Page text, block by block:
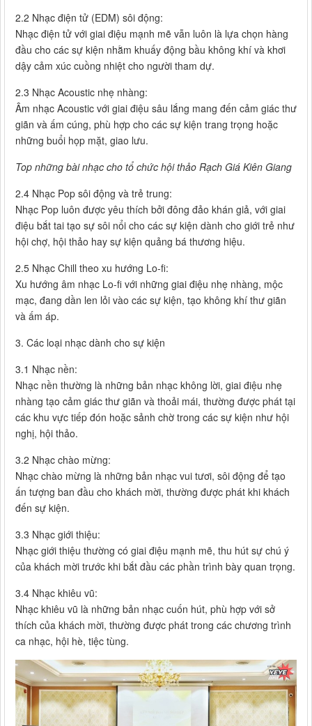
2.2 Nhạc điện tử (EDM) sôi động:
Nhạc điện tử với giai điệu mạnh mẽ vẫn luôn là lựa chọn hàng
đầu cho các sự kiện nhằm khuấy động bầu không khí và khơi
dậy cảm xúc cuồng nhiệt cho người tham dự.
2.3 Nhạc Acoustic nhẹ nhàng:
Âm nhạc Acoustic với giai điệu sâu lắng mang đến cảm giác thư
giãn và ấm cúng, phù hợp cho các sự kiện trang trọng hoặc
những buổi họp mặt, giao lưu.
Top những bài nhạc cho tổ chức hội thảo Rạch Giá Kiên Giang
2.4 Nhạc Pop sôi động và trẻ trung:
Nhạc Pop luôn được yêu thích bởi đông đảo khán giả, với giai
điệu bắt tai tạo sự sôi nổi cho các sự kiện dành cho giới trẻ như
hội chợ, hội thảo hay sự kiện quảng bá thương hiệu.
2.5 Nhạc Chill theo xu hướng Lo-fi:
Xu hướng âm nhạc Lo-fi với những giai điệu nhẹ nhàng, mộc
mạc, đang dần len lỏi vào các sự kiện, tạo không khí thư giãn
và ấm áp.
3. Các loại nhạc dành cho sự kiện
3.1 Nhạc nền:
Nhạc nền thường là những bản nhạc không lời, giai điệu nhẹ
nhàng tạo cảm giác thư giãn và thoải mái, thường được phát tại
các khu vực tiếp đón hoặc sảnh chờ trong các sự kiện như hội
nghị, hội thảo.
3.2 Nhạc chào mừng:
Nhạc chào mừng là những bản nhạc vui tươi, sôi động để tạo
ấn tượng ban đầu cho khách mời, thường được phát khi khách
đến sự kiện.
3.3 Nhạc giới thiệu:
Nhạc giới thiệu thường có giai điệu mạnh mẽ, thu hút sự chú ý
của khách mời trước khi bắt đầu các phần trình bày quan trọng.
3.4 Nhạc khiêu vũ:
Nhạc khiêu vũ là những bản nhạc cuốn hút, phù hợp với sở
thích của khách mời, thường được phát trong các chương trình
ca nhạc, hội hè, tiệc tùng.